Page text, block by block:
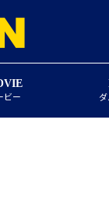
ビー